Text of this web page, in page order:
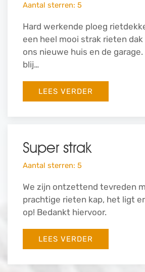
Aantal sterren: 5
Hard werkende ploeg
een heel mooi strak rieten
ons nieuwe huis en de garage.
blij…
LEES VERDER
Super strak
Aantal sterren: 5
We zijn ontzettend tevreden
prachtige rieten kap, het ligt
op! Bedankt hiervoor.
LEES VERDER